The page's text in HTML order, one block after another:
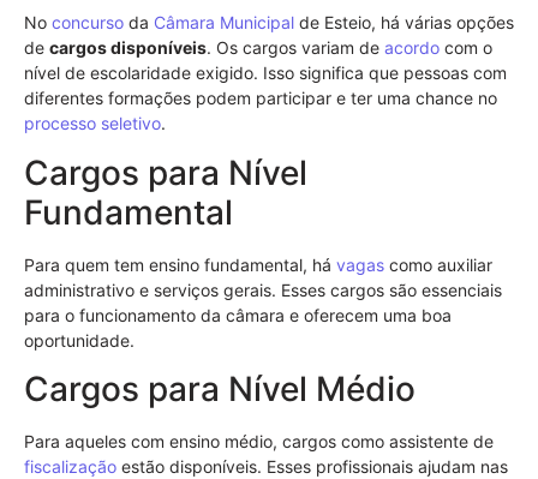
No concurso da Câmara Municipal de Esteio, há várias opções
de cargos disponíveis. Os cargos variam de acordo com o
nível de escolaridade exigido. Isso significa que pessoas com
diferentes formações podem participar e ter uma chance no
processo seletivo.
Cargos para Nível
Fundamental
Para quem tem ensino fundamental, há vagas como auxiliar
administrativo e serviços gerais. Esses cargos são essenciais
para o funcionamento da câmara e oferecem uma boa
oportunidade.
Cargos para Nível Médio
Para aqueles com ensino médio, cargos como assistente de
fiscalização estão disponíveis. Esses profissionais ajudam nas